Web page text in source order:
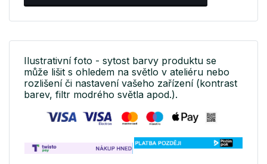
Ilustrativní foto - sytost barvy produktu se
může lišit s ohledem na světlo v ateliéru nebo
rozlišení či nastavení vašeho zařízení (kontrast
barev, filtr modrého světla apod.).